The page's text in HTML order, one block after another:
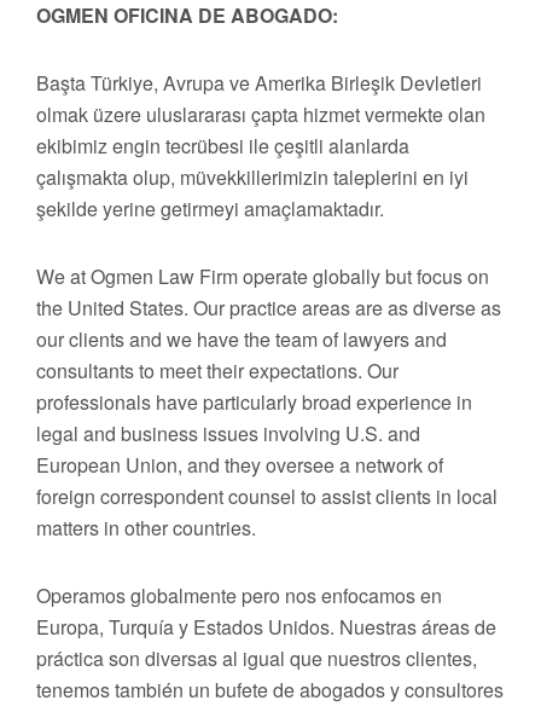
OGMEN OFICINA DE ABOGADO:
Başta Türkiye, Avrupa ve Amerika Birleşik Devletleri
olmak üzere uluslararası çapta hizmet vermekte olan
ekibimiz engin tecrübesi ile çeşitli alanlarda
çalışmakta olup, müvekkillerimizin taleplerini en iyi
şekilde yerine getirmeyi amaçlamaktadır.
We at Ogmen Law Firm operate globally but focus on
the United States. Our practice areas are as diverse as
our clients and we have the team of lawyers and
consultants to meet their expectations. Our
professionals have particularly broad experience in
legal and business issues involving U.S. and
European Union, and they oversee a network of
foreign correspondent counsel to assist clients in local
matters in other countries.
Operamos globalmente pero nos enfocamos en
Europa, Turquía y Estados Unidos. Nuestras áreas de
práctica son diversas al igual que nuestros clientes,
tenemos también un bufete de abogados y consultores